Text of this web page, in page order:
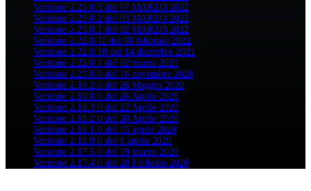
Versione 2.23.0.3 del 07 MARZO 2022
Versione 2.23.0.2 del 03 MARZO 2022
Versione 2.23.0.1 del 02 MARZO 2022
Versione 2.22.0.11 del 08 febbraio 2022
Versione 2.22.0.10 del 14 dicembre 2021
Versione 2.22.0.1 del 02 marzo 2021
Versione 2.21.0.0 del 16 novembre 2020
Versione 2.19.2.0 del 26 Maggio 2020
Versione 2.19.0.0 del 26 Aprile 2020
Versione 2.18.3.0 del 22 Aprile 2020
Versione 2.18.2.0 del 20 Aprile 2020
Versione 2.18.1.0 del 15 aprile 2020
Versione 2.18.0.0 del 8 aprile 2020
Versione 2.17.5.0 del 19 marzo 2020
Versione 2.17.4.0 del 20 Febbraio 2020